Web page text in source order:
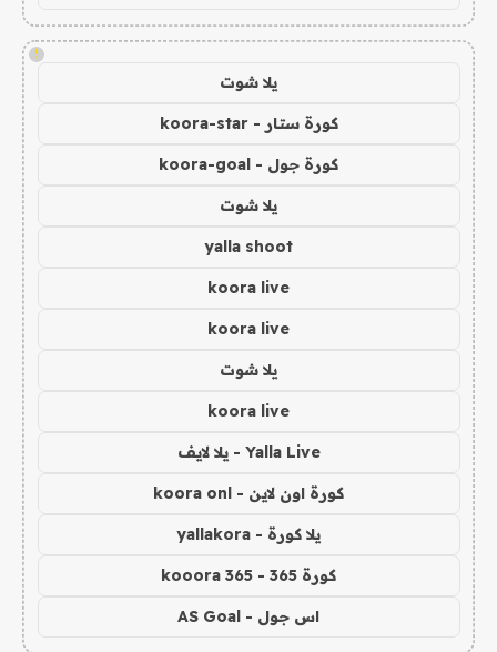
!
يلا شوت
كورة ستار - koora-star
كورة جول - koora-goal
يلا شوت
yalla shoot
koora live
koora live
يلا شوت
koora live
Yalla Live - يلا لايف
كورة اون لاين - koora onl
يلا كورة - yallakora
كورة 365 - kooora 365
اس جول - AS Goal